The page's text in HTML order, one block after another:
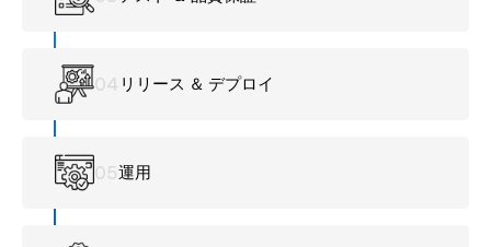
04 リリース ＆ デプロイ
05運用